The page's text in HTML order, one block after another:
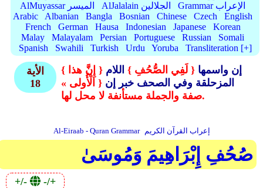
AlMuyassar الميسر
AlJalalain الجلالين
Grammar الإعراب
Arabic
Albanian Bangla Bosnian Chinese Czech
English
French
German Hausa Indonesian Japanese
Korean
Malay
Malayalam Persian Portuguese Russian
Somali
Spanish
Swahili Turkish Urdu Yoruba Transliteration [+]
الأية
18
{ إِنَّ هذا } إن واسمها { لَفِي الصُّحُفِ } اللام
المزحلقة وفي الصحف خبر إن { الْأُولى »
صفة والجملة مستأنفة لا محل لها.
Al-Eiraab - Quran Grammar إعراب القرآن الكريم
صُحُفِ إِبْرَاهِيمَ وَمُوسَىٰ
+/- -/+